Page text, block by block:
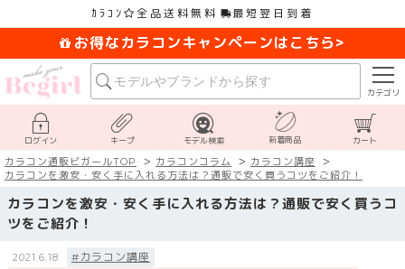
ｶﾗｺﾝ 全品送料無料 最短翌日到着
お得なカラコンキャンペーンはこちら>
カテゴリ
ログイン キープ モデル検索 新着商品 カート
カラコン通販ビガールTOP カラコンコラム
カラコン講座
カラコンを激安・安く手に入れる方法は？通販で安く買うコツをご紹介！
カラコンを激安・安く手に入れる方法は？通販で安く買うコ
ツをご紹介！
2021.6.18 #カラコン講座